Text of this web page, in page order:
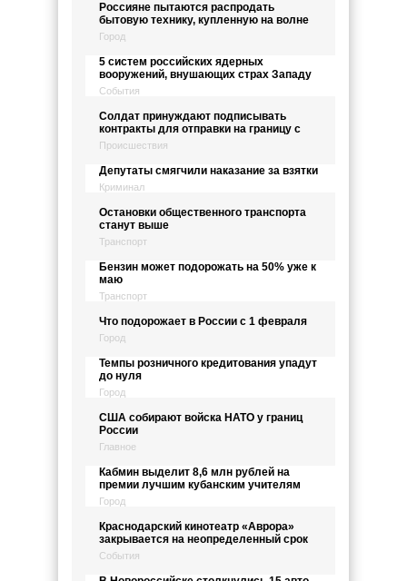
Россияне пытаются распродать
бытовую технику, купленную на волне
Город
5 систем российских ядерных
вооружений, внушающих страх Западу
События
Солдат принуждают подписывать
контракты для отправки на границу с
Происшествия
Депутаты смягчили наказание за взятки
Криминал
Остановки общественного транспорта
станут выше
Транспорт
Бензин может подорожать на 50% уже к
маю
Транспорт
Что подорожает в России с 1 февраля
Город
Темпы розничного кредитования упадут
до нуля
Город
США собирают войска НАТО у границ
России
Главное
Кабмин выделит 8,6 млн рублей на
премии лучшим кубанским учителям
Город
Краснодарский кинотеатр «Аврора»
закрывается на неопределенный срок
События